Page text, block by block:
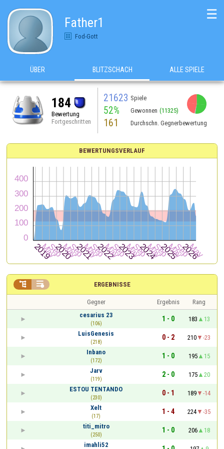
Father1
Fod-Gott
☰
ÜBER BLITZSCHACH ALLE SPIELE
184
Bewertung
Fortgeschritten
21623 Spiele
52% Gewonnen (11325)
161 Durchschn. Gegnerbewertung
BEWERTUNGSVERLAUF
ERGEBNISSE
 
Gegner Ergebnis
Rang
cesarius 23
(106)
1 - 0 183
13
LuisGenesis
(218)
0 - 2 210
-23
Inbano
(172)
1 - 0 195
15
Jarv
(119)
2 - 0 175
20
ESTOU TENTANDO
(230)
0 - 1 189
-14
Xelt
(17)
1 - 4 224
-35
titi_mitro
(250)
1 - 0 206
18
imahli52